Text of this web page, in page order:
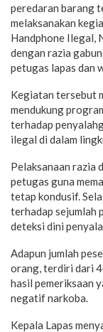
peredaran barang
melaksanakan
Handphone Ilegal,
dengan razia
petugas lapas dan
Kegiatan tersebut
mendukung
terhadap
ilegal di dalam
Pelaksanaan razia
petugas guna
tetap kondusif.
terhadap sejumlah
deteksi dini
Adapun jumlah
orang, terdiri dari
hasil pemeriksaan
negatif narkoba.
Kepala Lapas